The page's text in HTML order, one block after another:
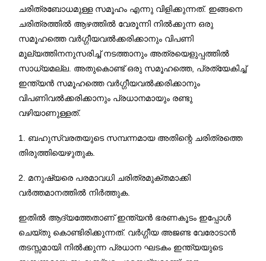
ചരിത്രബോധമുള്ള സമൂഹം എന്നു വിളിക്കുന്നത്. ഇങ്ങനെ
ചരിത്രത്തിൽ ആഴത്തിൽ വേരൂന്നി നിൽക്കുന്ന ഒരു
സമൂഹത്തെ വർഗ്ഗീയവൽക്കരിക്കാനും വിപണി
മൂല്യത്തിനനുസരിച്ച് നടത്താനും അത്രയെളുപ്പത്തിൽ
സാധ്യമല്ല. അതുകൊണ്ട് ഒരു സമൂഹത്തെ, പ്രത്യേകിച്ച്
ഇന്ത്യൻ സമൂഹത്തെ വർഗ്ഗീയവൽക്കരിക്കാനും
വിപണിവൽക്കരിക്കാനും പ്രധാനമായും രണ്ടു
വഴിയാണുള്ളത്.
1. ബഹുസ്വരതയുടെ സമ്പന്നമായ അതിന്റെ ചരിത്രത്തെ
തിരുത്തിയെഴുതുക.
2. മനുഷ്യരെ പരമാവധി ചരിത്രമുക്തമാക്കി
വർത്തമാനത്തിൽ നിർത്തുക.
ഇതിൽ ആദ്യത്തേതാണ് ഇന്ത്യൻ ഭരണകൂടം ഇപ്പോൾ
ചെയ്തു കൊണ്ടിരിക്കുന്നത്. വർഗ്ഗീയ അജണ്ട വേരോടാൻ
തടസ്സമായി നിൽക്കുന്ന പ്രധാന ഘടകം ഇന്ത്യയുടെ